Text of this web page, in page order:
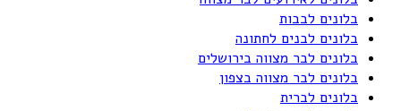
בלונים לבבות
בלונים לבנים לחתונה
בלונים לבר מצווה בירושלים
בלונים לבר מצווה בצפון
בלונים לברית